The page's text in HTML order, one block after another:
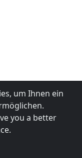
um Ihnen ein
you a better